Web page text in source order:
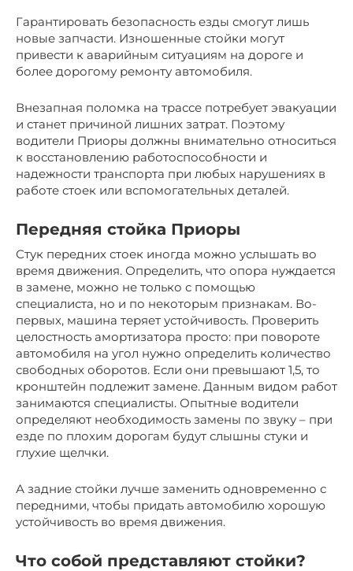
Гарантировать безопасность езды смогут лишь
новые запчасти. Изношенные стойки могут
привести к аварийным ситуациям на дороге и
более дорогому ремонту автомобиля.
Внезапная поломка на трассе потребует эвакуации
и станет причиной лишних затрат. Поэтому
водители Приоры должны внимательно относиться
к восстановлению работоспособности и
надежности транспорта при любых нарушениях в
работе стоек или вспомогательных деталей.
Передняя стойка Приоры
Стук передних стоек иногда можно услышать во
время движения. Определить, что опора нуждается
в замене, можно не только с помощью
специалиста, но и по некоторым признакам. Во-
первых, машина теряет устойчивость. Проверить
целостность амортизатора просто: при повороте
автомобиля на угол нужно определить количество
свободных оборотов. Если они превышают 1,5, то
кронштейн подлежит замене. Данным видом работ
занимаются специалисты. Опытные водители
определяют необходимость замены по звуку – при
езде по плохим дорогам будут слышны стуки и
глухие щелчки.
А задние стойки лучше заменить одновременно с
передними, чтобы придать автомобилю хорошую
устойчивость во время движения.
Что собой представляют стойки?